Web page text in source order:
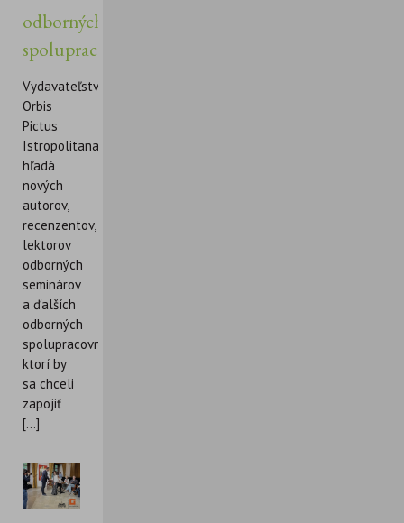
odborných
spolupracovníkov
Vydavateľstvo
Orbis
Pictus
Istropolitana
hľadá
nových
autorov,
recenzentov,
lektorov
odborných
seminárov
a ďalších
odborných
spolupracovníkov,
ktorí by
sa chceli
zapojiť
[...]